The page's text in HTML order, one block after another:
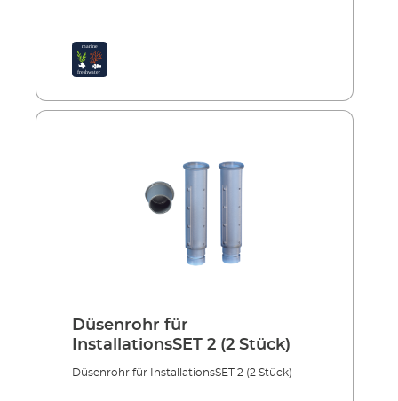
Düsenrohr für
InstallationsSET 2 (2 Stück)
Düsenrohr für InstallationsSET 2 (2 Stück)